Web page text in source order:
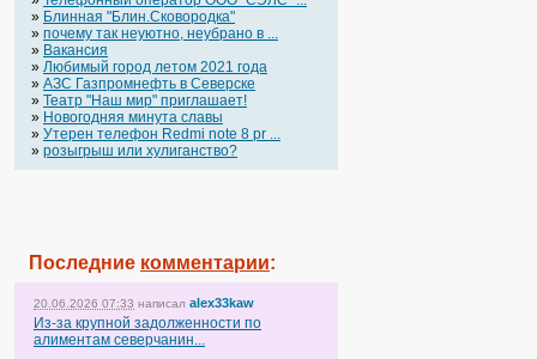
» Блинная "Блин.Сковородка"
» почему так неуютно, неубрано в ...
» Вакансия
» Любимый город летом 2021 года
» АЗС Газпромнефть в Северске
» Театр "Наш мир" приглашает!
» Новогодняя минута славы
» Утерен телефон Redmi note 8 pr ...
» розыгрыш или хулиганство?
Последние комментарии:
20.06.2026 07:33 написал alex33kaw
Из-за крупной задолженности по
алиментам северчанин...